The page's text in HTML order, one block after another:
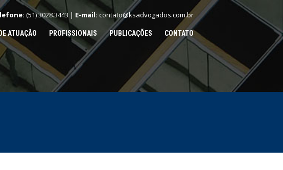
(51) 3028.3443 | E-mail: contato@ksadvogados.com.br
ATUAÇÃO PROFISSIONAIS PUBLICAÇÕES CONTATO